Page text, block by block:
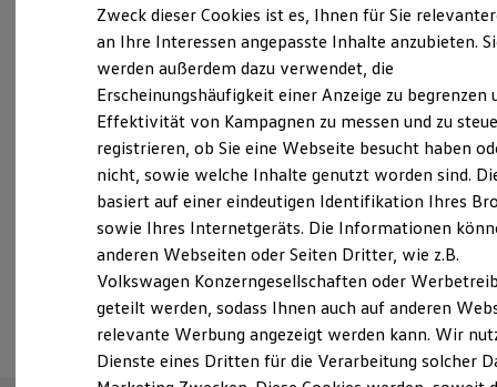
Der ID.7 GTX
Der ID.7 Tourer
Der ID.7 GTX Tourer
Der neue ID. Cross
Elektrofahrzeugkonzepte
ID. EVERY1
Reichweite
Reichweite der ID. Modelle
Reichweite im Winter
Rekuperation
Laden unterwegs
Laden Zuhause
Ladestationen finden
Ladezeitensimulator
Batterie
Sicherheit
Garantie und Lebensdauer
Fahrzeugangebot anfordern
Servicetermin buchen
Serviceanfrage stellen
Zweck dieser Cookies ist es, Ihnen für Sie
an Ihre Interessen angepasste Inhalte anzubieten.
werden außerdem dazu verwendet, die
Erscheinungshäufigkeit einer Anzeige zu begrenzen
Effektivität von Kampagnen zu messen und zu
registrieren, ob Sie eine Webseite besucht haben
nicht, sowie welche Inhalte genutzt worden sind.
basiert auf einer eindeutigen Identifikation Ihres
sowie Ihres Internetgeräts. Die Informationen
anderen Webseiten oder Seiten Dritter, wie z.B.
Volkswagen Konzerngesellschaften oder
geteilt werden, sodass Ihnen auch auf anderen
relevante Werbung angezeigt werden kann. Wir
Dienste eines Dritten für die Verarbeitung solcher